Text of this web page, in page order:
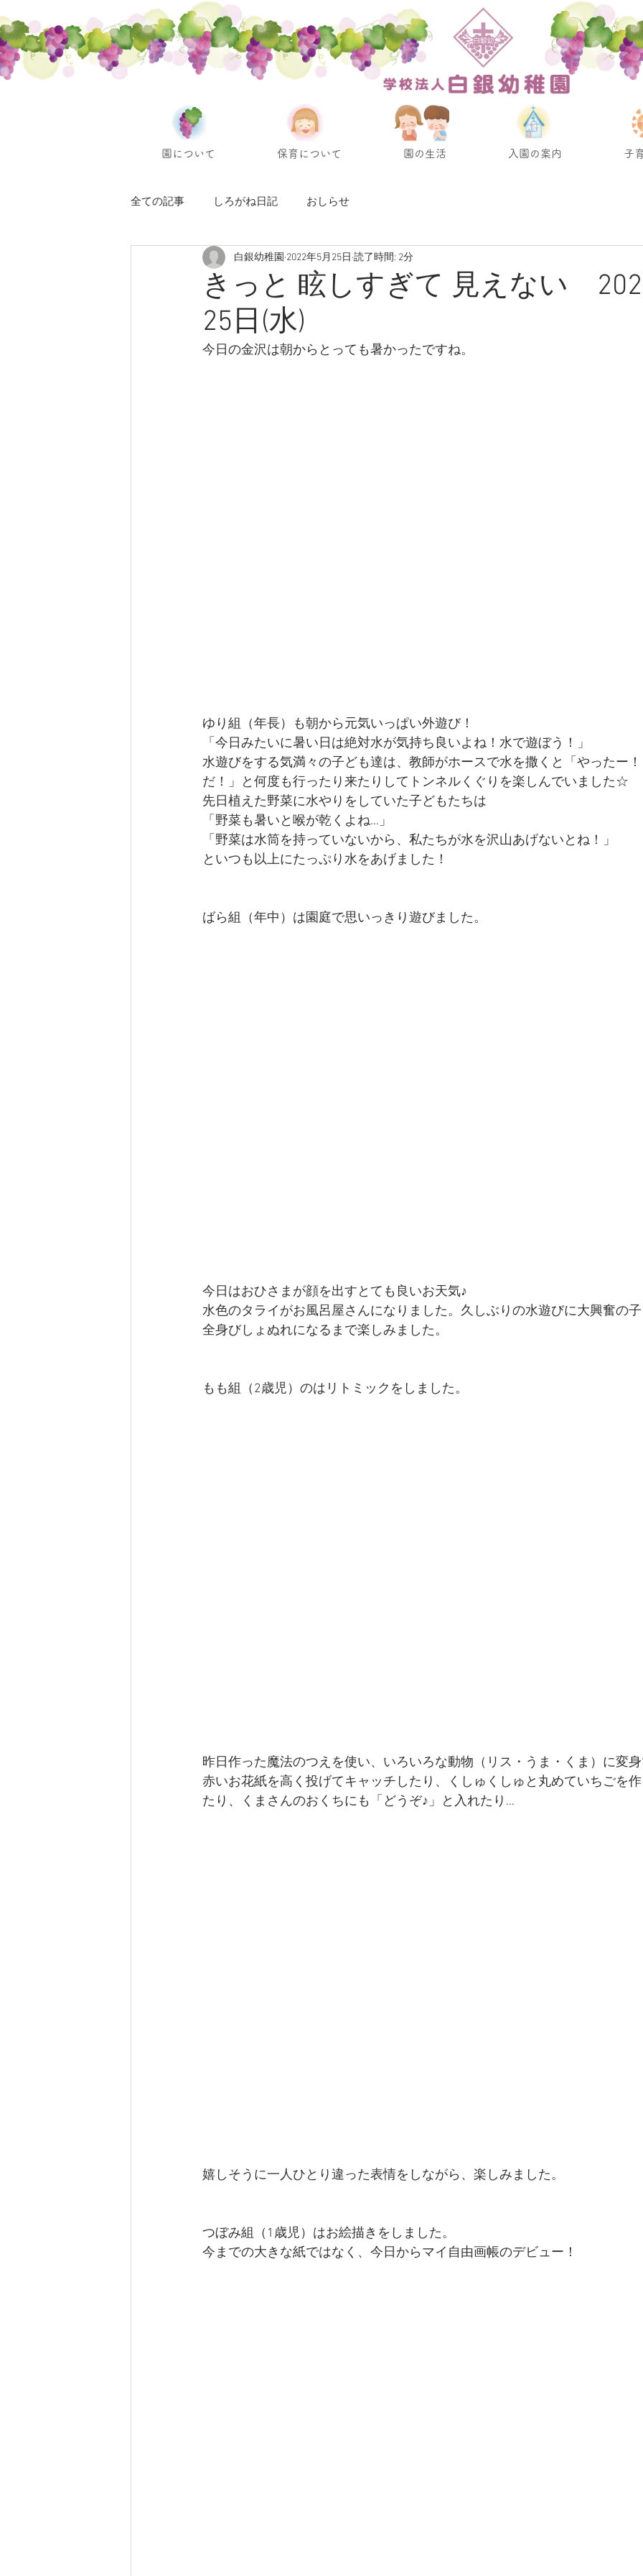
園について 保育について 園の生活 入園の案内 子
全ての記事 しろがね日記 おしらせ
きっと 眩しすぎて 見えない
25日(水)
白銀幼稚園 2022年5月25日 読了時間: 2分
今日の金沢は朝からとっても暑かったですね。
ゆり組（年長）も朝から元気いっぱい外遊び！
「今日みたいに暑い日は絶対水が気持ち良いよね！水で遊ぼう！」
水遊びをする気満々の子ども達は、教師がホースで水を撒くと「やったー
だ！」と何度も行ったり来たりしてトンネルくぐりを楽しんでいました☆
先日植えた野菜に水やりをしていた子どもたちは
「野菜も暑いと喉が乾くよね…」
「野菜は水筒を持っていないから、私たちが水を沢山あげないとね！」
といつも以上にたっぷり水をあげました！
ばら組（年中）は園庭で思いっきり遊びました。
今日はおひさまが顔を出すとても良いお天気♪
水色のタライがお風呂屋さんになりました。久しぶりの水遊びに大興奮の
全身びしょぬれになるまで楽しみました。
もも組（2歳児）のはリトミックをしました。
昨日作った魔法のつえを使い、いろいろな動物（リス・うま・くま）に変
赤いお花紙を高く投げてキャッチしたり、くしゅくしゅと丸めていちごを
たり、くまさんのおくちにも「どうぞ♪」と入れたり…
嬉しそうに一人ひとり違った表情をしながら、楽しみました。
つぼみ組（1歳児）はお絵描きをしました。
今までの大きな紙ではなく、今日からマイ自由画帳のデビュー！